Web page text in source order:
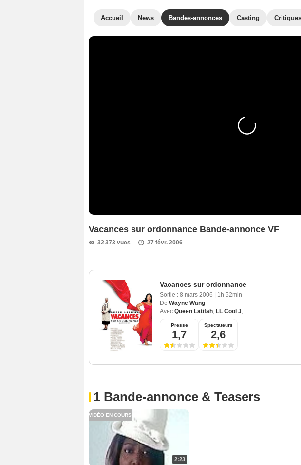
Accueil News Bandes-annonces Casting
Vacances sur ordonnance Bande-annonce VF
32 373 vues 27 févr. 2006
Vacances sur ordonnance
Sortie : 8 mars 2006
1h 52min
De Wayne Wang
Avec Queen Latifah, LL Cool J, Gérard Depardieu
Presse
1,7
Spectateurs
2,6
1 Bande-annonce & Teasers
2:23
VIDÉO EN COURS